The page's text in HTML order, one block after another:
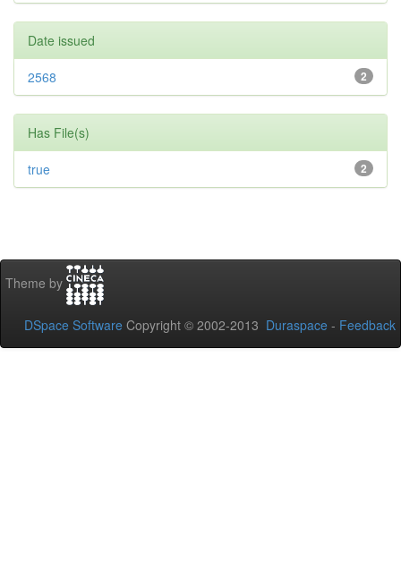
Date issued
2
2568
Has File(s)
2
true
Theme by
DSpace Software Copyright © 2002-2013 Duraspace - Feedback